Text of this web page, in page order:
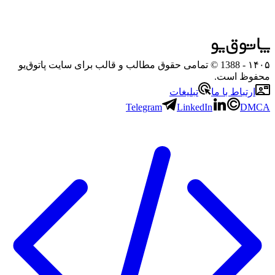
۱۴۰۵
- 1388 © تمامی حقوق مطالب و قالب برای سایت پاتوق‌یو
محفوظ است.
ارتباط با ما
تبلیغات
Telegram
LinkedIn DMCA